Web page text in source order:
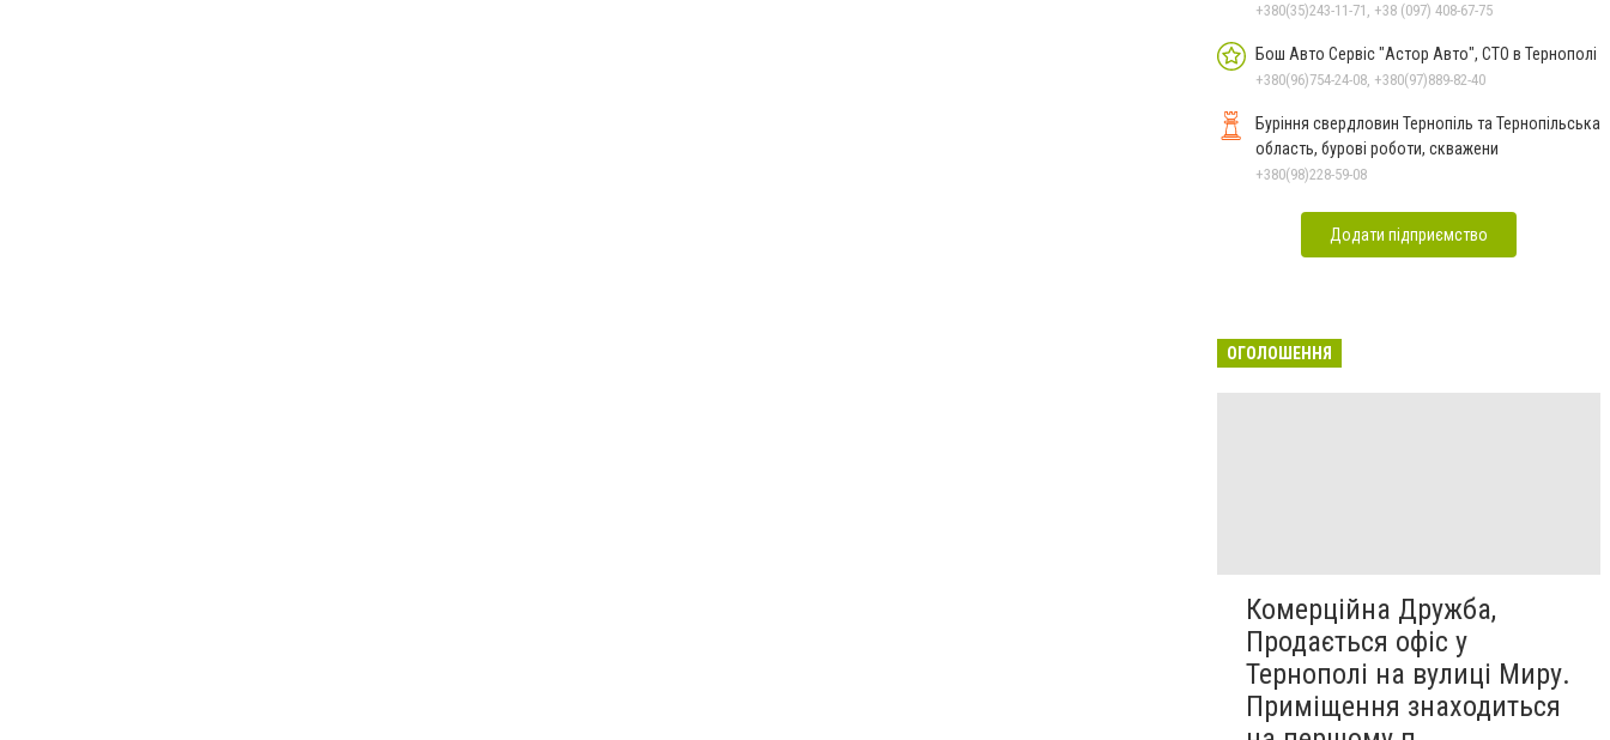
+380(35)243-11-71, +38 (097) 408-67-75
Бош Авто Сервіс "Астор Авто", СТО в Тернополі
+380(96)754-24-08, +380(97)889-82-40
Буріння свердловин Тернопіль та Тернопільська
область, бурові роботи, скважени
+380(98)228-59-08
Додати підприємство
ОГОЛОШЕННЯ
Комерційна Дружба,
Продається офіс у
Тернополі на вулиці Миру.
Приміщення знаходиться